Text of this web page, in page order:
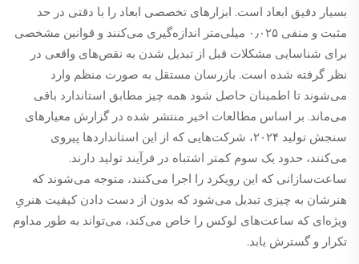
بسیار دقیق ابعاد است. ابزارهای تخصصی ابعاد را با دقتی در حد
مثبت و منفی ۰٫۰۲۵ میلی‌متر اندازه‌گیری می‌کنند و قوانین مشخصی
برای شناسایی مشکلات قبل از تبدیل شدن به نقص‌های واقعی در
نظر گرفته شده است. بازرسان مستقل به صورت منظم وارد
می‌شوند تا اطمینان حاصل شود همه چیز مطابق استاندارد باقی
می‌ماند. بر اساس مطالعات اخیر منتشر شده در گزارش معیارهای
سنجش تولید ۲۰۲۴، شرکت‌هایی که از این استانداردها پیروی
می‌کنند، حدود یک سوم کمتر اشتباه در فرآیند تولید دارند.
ساعت‌سازانی که این رویکرد را اجرا می‌کنند، متوجه می‌شوند که
هنرشان به چیزی تبدیل می‌شود که بدون از دست دادن کیفیت هنریِ
ویژه‌ای که ساعت‌های لوکس را خاص می‌کند، می‌تواند به طور مداوم
تکرار و گسترش یابد.